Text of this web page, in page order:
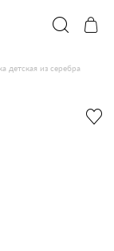
детская из серебра